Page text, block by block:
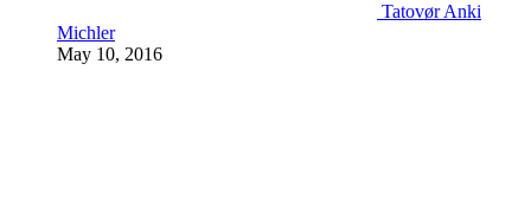
Tatovør Anki
Michler
May 10, 2016